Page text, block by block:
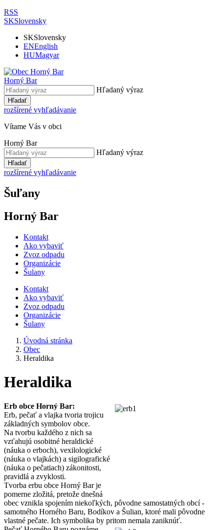
RSS
SKSlovensky
SKSlovensky
ENEnglish
HUMagyar
Horný Bar
Hľadaný výraz
Hľadať
rozšírené vyhľadávanie
Vítame Vás v obci
Horný Bar
Hľadaný výraz
Hľadať
rozšírené vyhľadávanie
Šuľany
Horný Bar
Kontakt
Ako vybaviť
Zvoz odpadu
Organizácie
Šulany
Kontakt
Ako vybaviť
Zvoz odpadu
Organizácie
Šulany
Úvodná stránka
Obec
Heraldika
Heraldika
Erb obce Horný Bar:
Erb, pečať a vlajka tvoria trojicu
základných symbolov obce.
Na tvorbu každého z nich sa
vzťahujú osobitné heraldické
(náuka o erboch), vexilologické
(náuka o vlajkách) a sigilografické
(náuka o pečatiach) zákonitosti,
pravidlá a zvyklosti.
Tvorba erbu obce Horný Bar je
pomerne zložitá, pretože dnešná
obec vznikla spojením niekoľkých, pôvodne samostatných obcí -
samotného Horného Baru, Bodíkov a Šulian, ktoré mali pôvodne
vlastné pečate. Ich symbolika by pritom nemala zaniknúť.